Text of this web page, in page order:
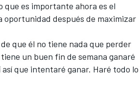
que es importante ahora es el
oportunidad después de maximizar
que él no tiene nada que perder
un buen fin de semana ganaré
que intentaré ganar. Haré todo lo